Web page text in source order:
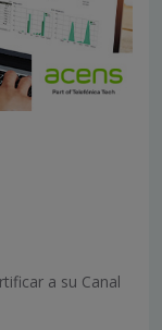
a su Canal